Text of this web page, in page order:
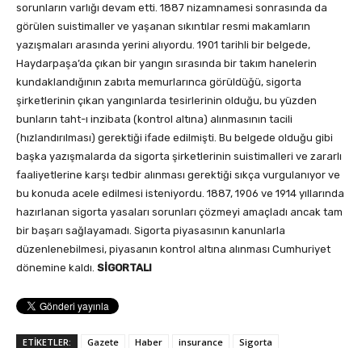
sorunların varlığı devam etti. 1887 nizamnamesi sonrasında da
görülen suistimaller ve yaşanan sıkıntılar resmi makamların
yazışmaları arasında yerini alıyordu. 1901 tarihli bir belgede,
Haydarpaşa’da çıkan bir yangın sırasında bir takım hanelerin
kundaklandığının zabıta memurlarınca görüldüğü, sigorta
şirketlerinin çıkan yangınlarda tesirlerinin olduğu, bu yüzden
bunların taht-ı inzibata (kontrol altına) alınmasının tacili
(hızlandırılması) gerektiği ifade edilmişti. Bu belgede olduğu gibi
başka yazışmalarda da sigorta şirketlerinin suistimalleri ve zararlı
faaliyetlerine karşı tedbir alınması gerektiği sıkça vurgulanıyor ve
bu konuda acele edilmesi isteniyordu. 1887, 1906 ve 1914 yıllarında
hazırlanan sigorta yasaları sorunları çözmeyi amaçladı ancak tam
bir başarı sağlayamadı. Sigorta piyasasının kanunlarla
düzenlenebilmesi, piyasanın kontrol altına alınması Cumhuriyet
dönemine kaldı. SİGORTALI
ETİKETLER: Gazete Haber insurance Sigorta